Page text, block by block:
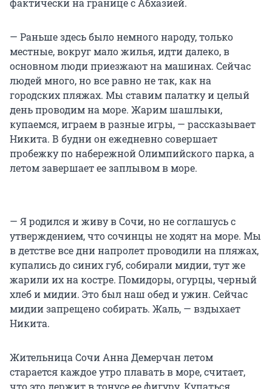
фактически на границе с Абхазией.
— Раньше здесь было немного народу, только
местные, вокруг мало жилья, идти далеко, в
основном люди приезжают на машинах. Сейчас
людей много, но все равно не так, как на
городских пляжах. Мы ставим палатку и целый
день проводим на море. Жарим шашлыки,
купаемся, играем в разные игры, — рассказывает
Никита. В будни он ежедневно совершает
пробежку по набережной Олимпийского парка, а
летом завершает ее заплывом в море.
— Я родился и живу в Сочи, но не соглашусь с
утверждением, что сочинцы не ходят на море. Мы
в детстве все дни напролет проводили на пляжах,
купались до синих губ, собирали мидии, тут же
жарили их на костре. Помидоры, огурцы, черный
хлеб и мидии. Это был наш обед и ужин. Сейчас
мидии запрещено собирать. Жаль, — вздыхает
Никита.
Жительница Сочи Анна Демерчан летом
старается каждое утро плавать в море, считает,
что это держит в тонусе ее фигуру. Купаться